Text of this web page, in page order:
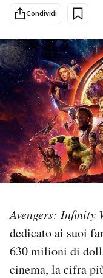
Sport
PODCAST
NEWSLETTER
I MIEI PREFERITI
SHOP
AREA PERSONALE
Condividi
Avengers: Infinity
dedicato ai suoi
630 milioni di
cinema, la cifra